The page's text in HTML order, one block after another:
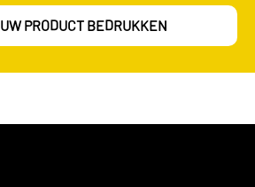
PRODUCT BEDRUKKEN